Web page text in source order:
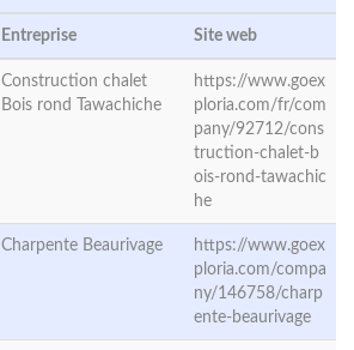
Entreprise Site web
Construction chalet
Bois rond Tawachiche
https://www.goex
ploria.com/fr/com
pany/92712/cons
truction-chalet-b
ois-rond-tawachic
he
Charpente Beaurivage
https://www.goex
ploria.com/compa
ny/146758/charp
ente-beaurivage